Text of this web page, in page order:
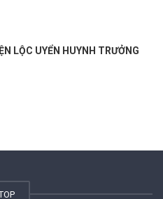
LỘC UYỂN HUYNH TRƯỞNG